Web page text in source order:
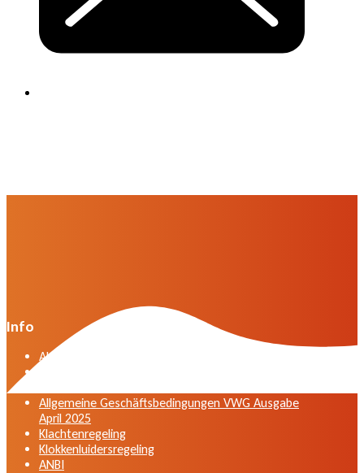
Info
Algemene voorwaarden VWG versie april 2025
Allgemeine Geschäftsbedingungen VWG Ausgabe
April 2025
Klachtenregeling
Klokkenluidersregeling
ANBI